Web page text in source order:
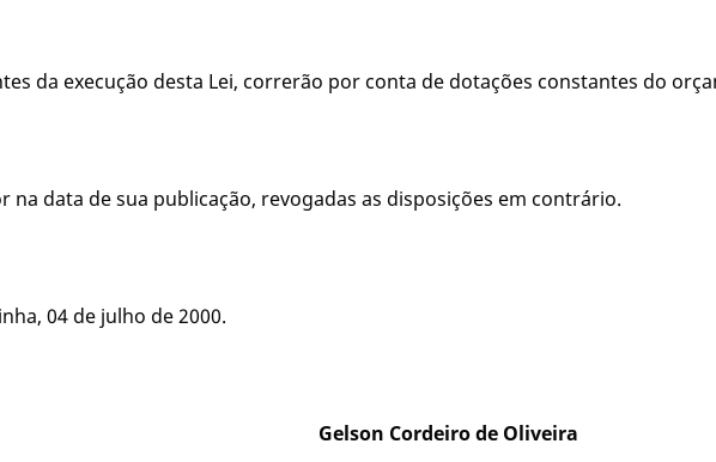
da execução desta Lei, correrão por conta de dotações constantes do
na data de sua publicação, revogadas as disposições em contrário.
04 de julho de 2000.
Gelson Cordeiro de Oliveira